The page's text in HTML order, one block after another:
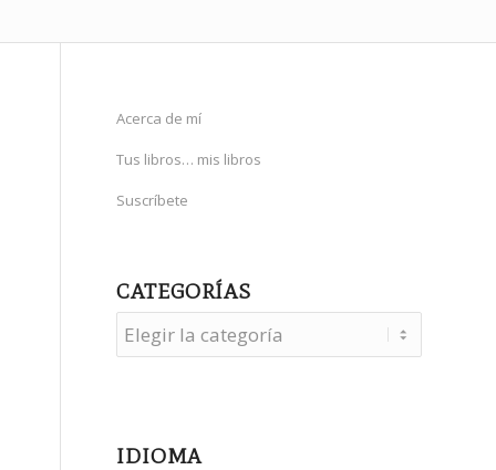
Acerca de mí
Tus libros… mis libros
Suscríbete
CATEGORÍAS
Categorías
IDIOMA